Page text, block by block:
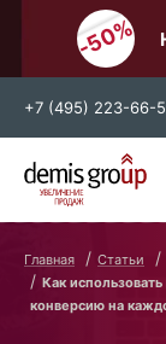
+7 (495) 223-66-
Выберите
Нижний
Главная Статьи
Как
конверсию на